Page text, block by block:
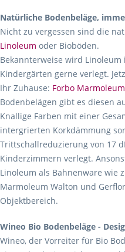
Natürliche Bodenbeläge,
Nicht zu vergessen sind die
Linoleum oder Bioböden.
Bekannterweise wird
Kindergärten gerne verlegt.
Ihr Zuhause: Forbo
Bodenbelägen gibt es diesen
Knallige Farben mit einer
intergrierten Korkdämmung
Trittschallreduzierung von 17
Kinderzimmern verlegt.
Linoleum als Bahnenware wie
Marmoleum Walton und
Objektbereich.
Wineo Bio Bodenbeläge -
Wineo, der Vorreiter für Bio